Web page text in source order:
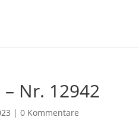
– Nr. 12942
|0 Kommentare